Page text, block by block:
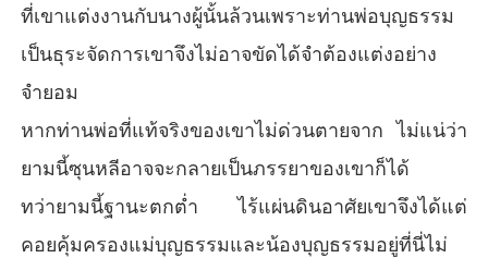
ที่เขาแต่งงานกับนางผู้นั้นล้วนเพราะท่านพ่อบุญธรรม
เป็นธุระจัดการเขาจึงไม่อาจขัดได้จำต้องแต่งอย่าง
จำยอม
หากท่านพ่อที่แท้จริงของเขาไม่ด่วนตายจาก ไม่แน่ว่า
ยามนี้ซุนหลีอาจจะกลายเป็นภรรยาของเขาก็ได้
ทว่ายามนี้ฐานะตกต่ำ ไร้แผ่นดินอาศัยเขาจึงได้แต่
คอยคุ้มครองแม่บุญธรรมและน้องบุญธรรมอยู่ที่นี่ไม่